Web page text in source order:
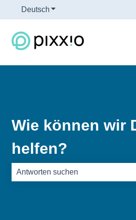
Deutsch Untermenü für
Wie können wir
helfen?